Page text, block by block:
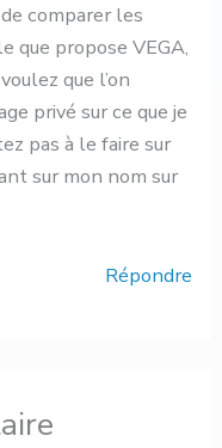
comparer les
que propose VEGA,
que l’on
privé sur ce que je
pas à le faire sur
sur mon nom sur
Répondre